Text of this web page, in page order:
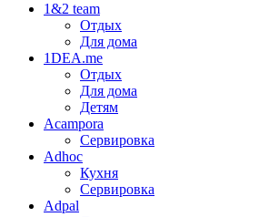
1&2 team
Отдых
Для дома
1DEA.me
Отдых
Для дома
Детям
Acampora
Сервировка
Adhoc
Кухня
Сервировка
Adpal